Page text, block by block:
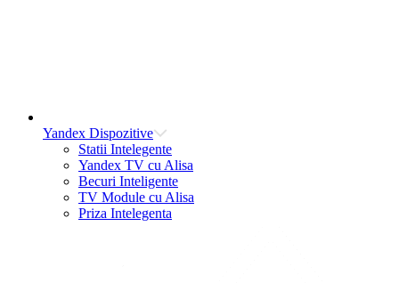
Yandex Dispozitive
Statii Intelegente
Yandex TV cu Alisa
Becuri Inteligente
TV Module cu Alisa
Priza Intelegenta